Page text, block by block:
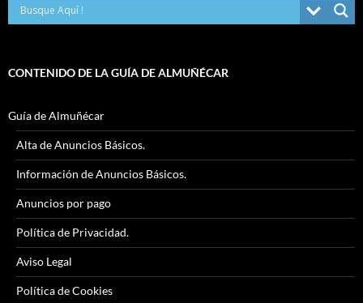
CONTENIDO DE LA GUÍA DE ALMUÑÉCAR
Guía de Almuñécar
Alta de Anuncios Básicos.
Información de Anuncios Básicos.
Anuncios por pago
Política de Privacidad.
Aviso Legal
Política de Cookies